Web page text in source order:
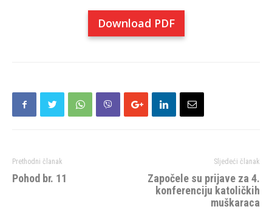
Download PDF
Prethodni članak
Pohod br. 11
Sljedeći članak
Započele su prijave za 4.
konferenciju katoličkih
muškaraca